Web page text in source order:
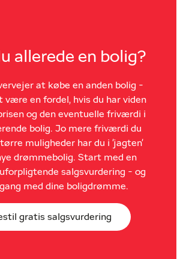
allerede en bolig?
at købe en anden bolig -
være en fordel, hvis du har viden
og den eventuelle friværdi i
bolig. Jo mere friværdi du
muligheder har du i 'jagten'
drømmebolig. Start med en
salgsvurdering - og
med dine boligdrømme.
gratis salgsvurdering